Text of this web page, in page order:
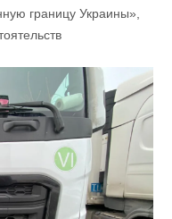
границу Украины»,